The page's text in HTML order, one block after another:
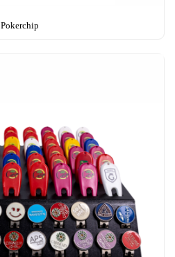
Pokerchip